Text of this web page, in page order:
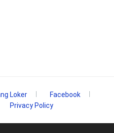
Loker
Facebook
Privacy Policy